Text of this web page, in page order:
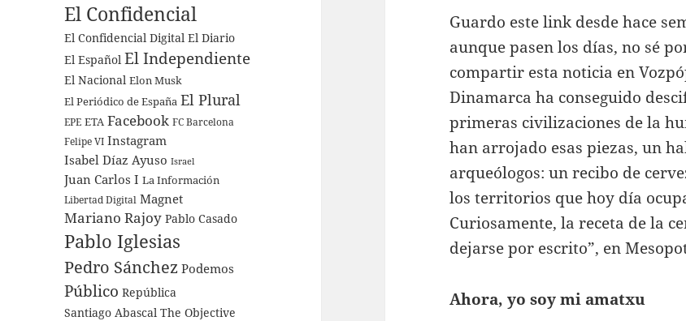
El Confidencial
El Confidencial Digital El Diario
El Español El Independiente
El Nacional Elon Musk
El Periódico de España El Plural
EPE ETA Facebook FC Barcelona
Felipe VI Instagram
Isabel Díaz Ayuso Israel
Juan Carlos I La Información
Libertad Digital Magnet
Mariano Rajoy Pablo Casado
Pablo Iglesias
Pedro Sánchez Podemos
Público República
Santiago Abascal The Objective
Guardo este link desde hace
aunque pasen los días, no sé
compartir esta noticia en
Dinamarca ha conseguido
primeras civilizaciones de la
han arrojado esas piezas, un
arqueólogos: un recibo de
los territorios que hoy día
Curiosamente, la receta de la
dejarse por escrito”, en
Ahora, yo soy mi amatxu